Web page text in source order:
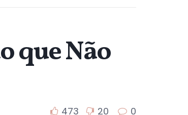
que Não
473 20 0